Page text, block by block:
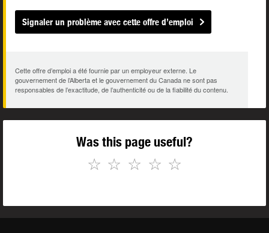
Signaler un problème avec cette offre d’emploi
Cette offre d’emploi a été fournie par un employeur externe. Le
gouvernement de l’Alberta et le gouvernement du Canada ne sont pas
responsables de l’exactitude, de l’authenticité ou de la fiabilité du contenu.
Was this page useful?
☆
☆
☆
☆
☆